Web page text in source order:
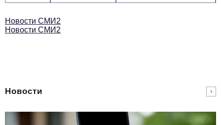
Новости СМИ2
Новости СМИ2
Новости